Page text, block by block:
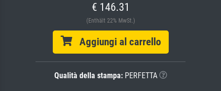
€ 146.31
(Enthält 22% MwSt.)
Aggiungi al carrello
Qualità della stampa:PERFETTA